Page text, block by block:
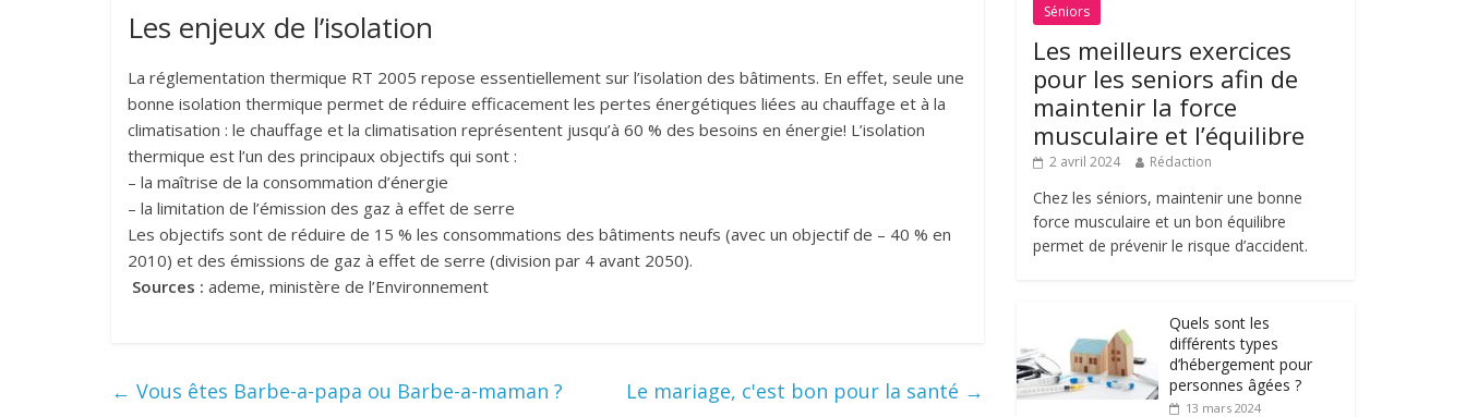
Les enjeux de l’isolation
La réglementation thermique RT 2005 repose essentiellement sur l’isolation des bâtiments. En effet, seule une
bonne isolation thermique permet de réduire efficacement les pertes énergétiques liées au chauffage et à la
climatisation : le chauffage et la climatisation représentent jusqu’à 60 % des besoins en énergie! L’isolation
thermique est l’un des principaux objectifs qui sont :
– la maîtrise de la consommation d’énergie
– la limitation de l’émission des gaz à effet de serre
Les objectifs sont de réduire de 15 % les consommations des bâtiments neufs (avec un objectif de – 40 % en
2010) et des émissions de gaz à effet de serre (division par 4 avant 2050).
Sources : ademe, ministère de l’Environnement
← Vous êtes Barbe-a-papa ou Barbe-a-maman ? Le mariage, c'est bon pour la santé →
Séniors
Les meilleurs exercices
pour les seniors afin de
maintenir la force
musculaire et l’équilibre
2 avril 2024 Rédaction
Chez les séniors, maintenir une bonne
force musculaire et un bon équilibre
permet de prévenir le risque d’accident.
Quels sont les
différents types
d’hébergement pour
personnes âgées ?
13 mars 2024